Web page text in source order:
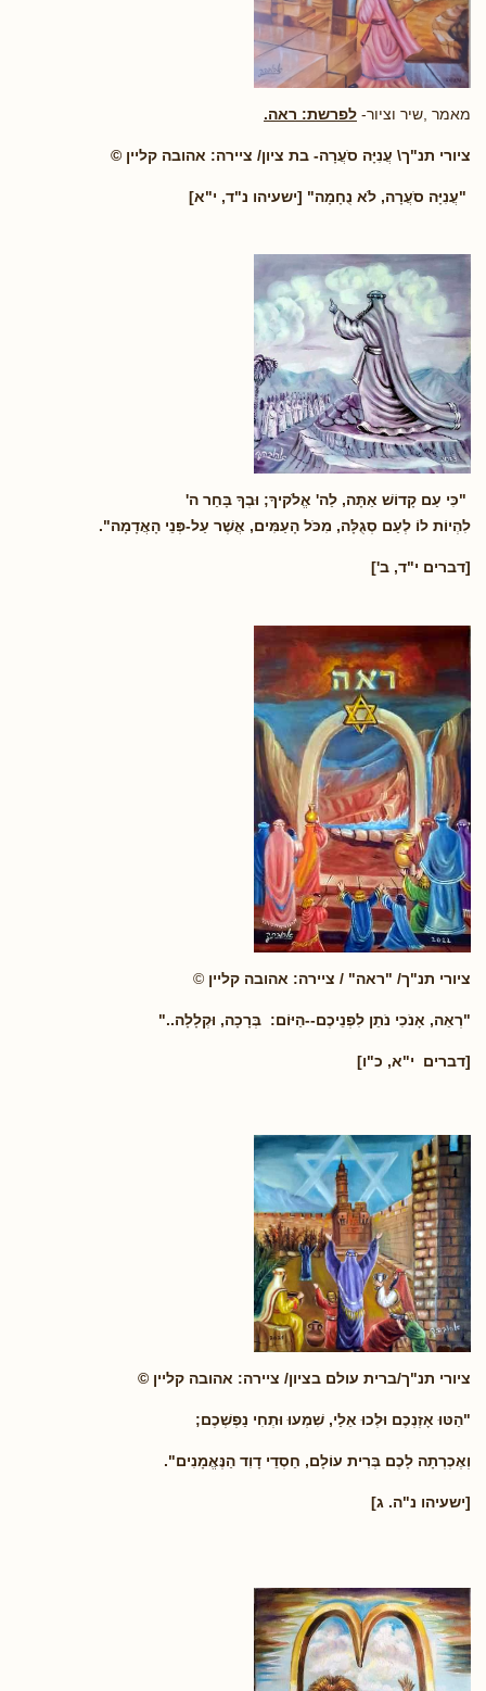
מאמר ,שיר וציור- לפרשת: ראה.
ציורי תנ"ך\ עֲנִיָּה סֹעֲרָה- בת ציון/ ציירה: אהובה קליין ©
"עֲנִיָּה סֹעֲרָה, לֹא נֻחָמָה" [ישעיהו נ"ד, י"א]
"כִּי עַם קָדוֹשׁ אַתָּה, לַה' אֱלֹקיךָ; וּבְךָ בָּחַר ה'
לִהְיוֹת לוֹ לְעַם סְגֻלָּה, מִכֹּל הָעַמִּים, אֲשֶׁר עַל-פְּנֵי הָאֲדָמָה".
[דברים י"ד, ב']
ציורי תנ"ך/ "ראה" / ציירה: אהובה קליין ©
"רְאֵה, אָנֹכִי נֹתֵן לִפְנֵיכֶם--הַיּוֹם: בְּרָכָה, וּקְלָלָה..
"
[דברים י"א, כ"ו]
ציורי תנ"ך/ברית עולם בציון/ ציירה: אהובה קליין ©
"הַטּוּ אָזְנְכֶם וּלְכוּ אֵלַי, שִׁמְעוּ וּתְחִי נַפְשְׁכֶם;
וְאֶכְרְתָה לָכֶם בְּרִית עוֹלָם, חַסְדֵי דָוִד הַנֶּאֱמָנִים".
[ישעיהו נ"ה. ג]